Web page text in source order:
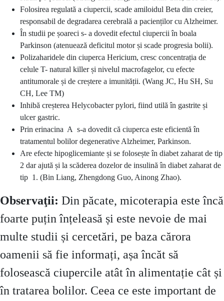
Folosirea regulată a ciupercii, scade amiloidul Beta din creier,
responsabil de degradarea cerebrală a pacienților cu Alzheimer.
În studii pe șoareci s- a dovedit efectul ciupercii în boala
Parkinson (atenuează deficitul motor și scade progresia bolii).
Polizaharidele din ciuperca Hericium, cresc concentrația de
celule T- natural killer și nivelul macrofagelor, cu efecte
antitumorale și de creștere a imunității. (Wang JC, Hu SH, Su
CH, Lee TM)
Inhibă creșterea Helycobacter pylori, fiind utilă în gastrite și
ulcer gastric.
Prin erinacina A s-a dovedit că ciuperca este eficientă în
tratamentul bolilor degenerative Alzheimer, Parkinson.
Are efecte hipoglicemiante și se folosește în diabet zaharat de tip
2 dar ajută și la scăderea dozelor de insulină în diabet zaharat de
tip 1. (Bin Liang, Zhengdong Guo, Ainong Zhao).
Observaţii: Din păcate, micoterapia este încă
foarte puțin înțeleasă și este nevoie de mai
multe studii și cercetări, pe baza cărora
oamenii să fie informați, așa încăt să
folosească ciupercile atât în alimentație cât și
în tratarea bolilor. Ceea ce este important de